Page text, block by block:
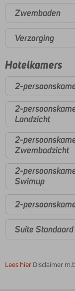
Zwembaden
Verzorging
Hotelkamers
2-
2-
Landzicht
2-
Zwembadzicht
2-
Swimup
2-
Suite Standaard
Lees hier Disclaimer